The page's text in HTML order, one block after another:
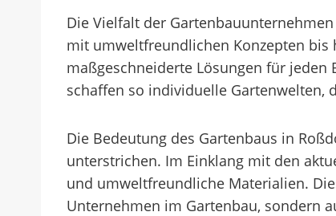
Die Vielfalt der
mit umweltfreundlichen Konzepten bis
maßgeschneiderte Lösungen für
schaffen so individuelle
Die Bedeutung des Gartenbaus in
unterstrichen. Im Einklang mit den
und umweltfreundliche Materialien.
Unternehmen im Gartenbau, sondern